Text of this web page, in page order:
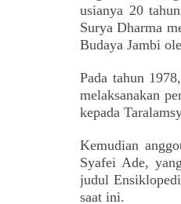
usianya 20
Surya Dharma
Budaya Jambi
Pada tahun
melaksanakan
kepada
Kemudian
Syafei Ade,
judul Ensikloped
saat ini.